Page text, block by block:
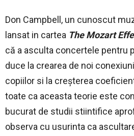
Don Campbell, un cunoscut
lansat in cartea The Mozart
că a asculta concertele pentru
duce la crearea de noi
copiilor si la creșterea
toate ca aceasta teorie este
bucurat de studii stiintifice
observa cu usurinta ca